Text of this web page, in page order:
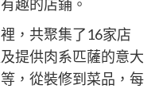
趣的店鋪。
，共聚集了16家店
提供肉系匹薩的意大
，從裝修到菜品，每